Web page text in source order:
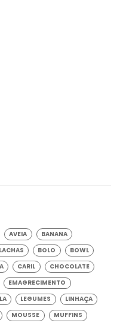
AVEIA
BANANA
BOLO
BOWL
CARIL
CHOCOLATE
EMAGRECIMENTO
LEGUMES
LINHAÇA
MOUSSE
MUFFINS